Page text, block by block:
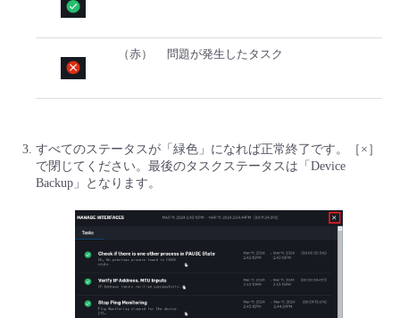
（赤） 問題が発生したタスク
すべてのステータスが「緑色」になれば正常終了です。［×］
で閉じてください。最後のタスクステータスは「Device
Backup」となります。